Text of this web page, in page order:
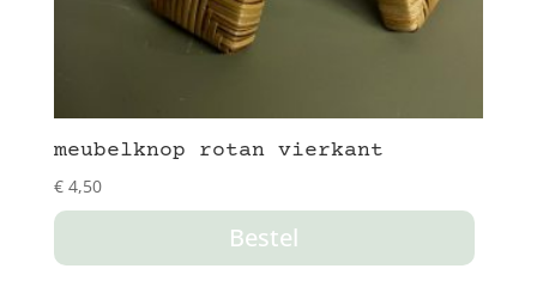
meubelknop rotan vierkant
€4,50
Bestel